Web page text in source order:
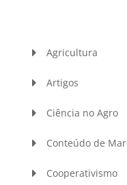
Agricultura
Artigos
Ciência no Agro
Conteúdo de
Cooperativismo